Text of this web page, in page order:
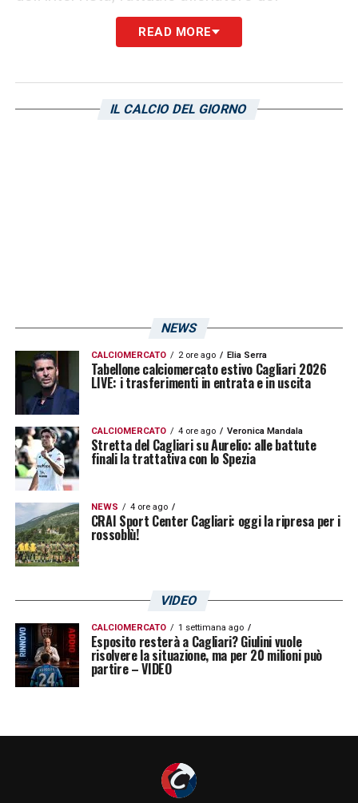
ha rilasciato qualche parola nei
confronti del tecnico rossoblù. Ecco uno
reale e non di facciata, per l’umiltà con cui è
READ MORE
IL CALCIO DEL GIORNO
NEWS
CALCIOMERCATO 2 ore ago Elia Serra
Tabellone calciomercato estivo Cagliari 2026
LIVE: i trasferimenti in entrata e in uscita
CALCIOMERCATO 4 ore ago Veronica Mandala
Stretta del Cagliari su Aurelio: alle battute
finali la trattativa con lo Spezia
NEWS 4 ore ago
CRAI Sport Center Cagliari: oggi la ripresa per i
rossoblù!
VIDEO
CALCIOMERCATO 1 settimana ago
Esposito resterà a Cagliari? Giulini vuole
risolvere la situazione, ma per 20 milioni può
partire – VIDEO